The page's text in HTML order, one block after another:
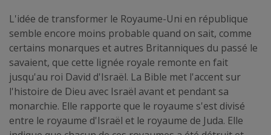
L'idée de transformer le Royaume-Uni en république
semble encore moins probable quand on sait, comme
certains monarques et autres Britanniques du passé le
savaient, que cette lignée royale remonte en fait
jusqu'au roi David d'Israël. La Bible met l'accent sur
l'histoire de Dieu avec Israël avant et pendant sa
monarchie. Elle rapporte que le royaume s'est divisé
entre le royaume d'Israël et le royaume de Juda. Elle